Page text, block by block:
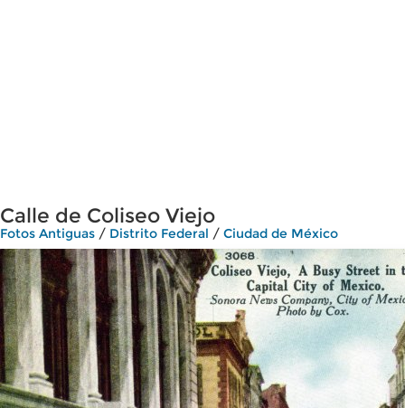
Calle de Coliseo Viejo
Fotos Antiguas / Distrito Federal / Ciudad de México